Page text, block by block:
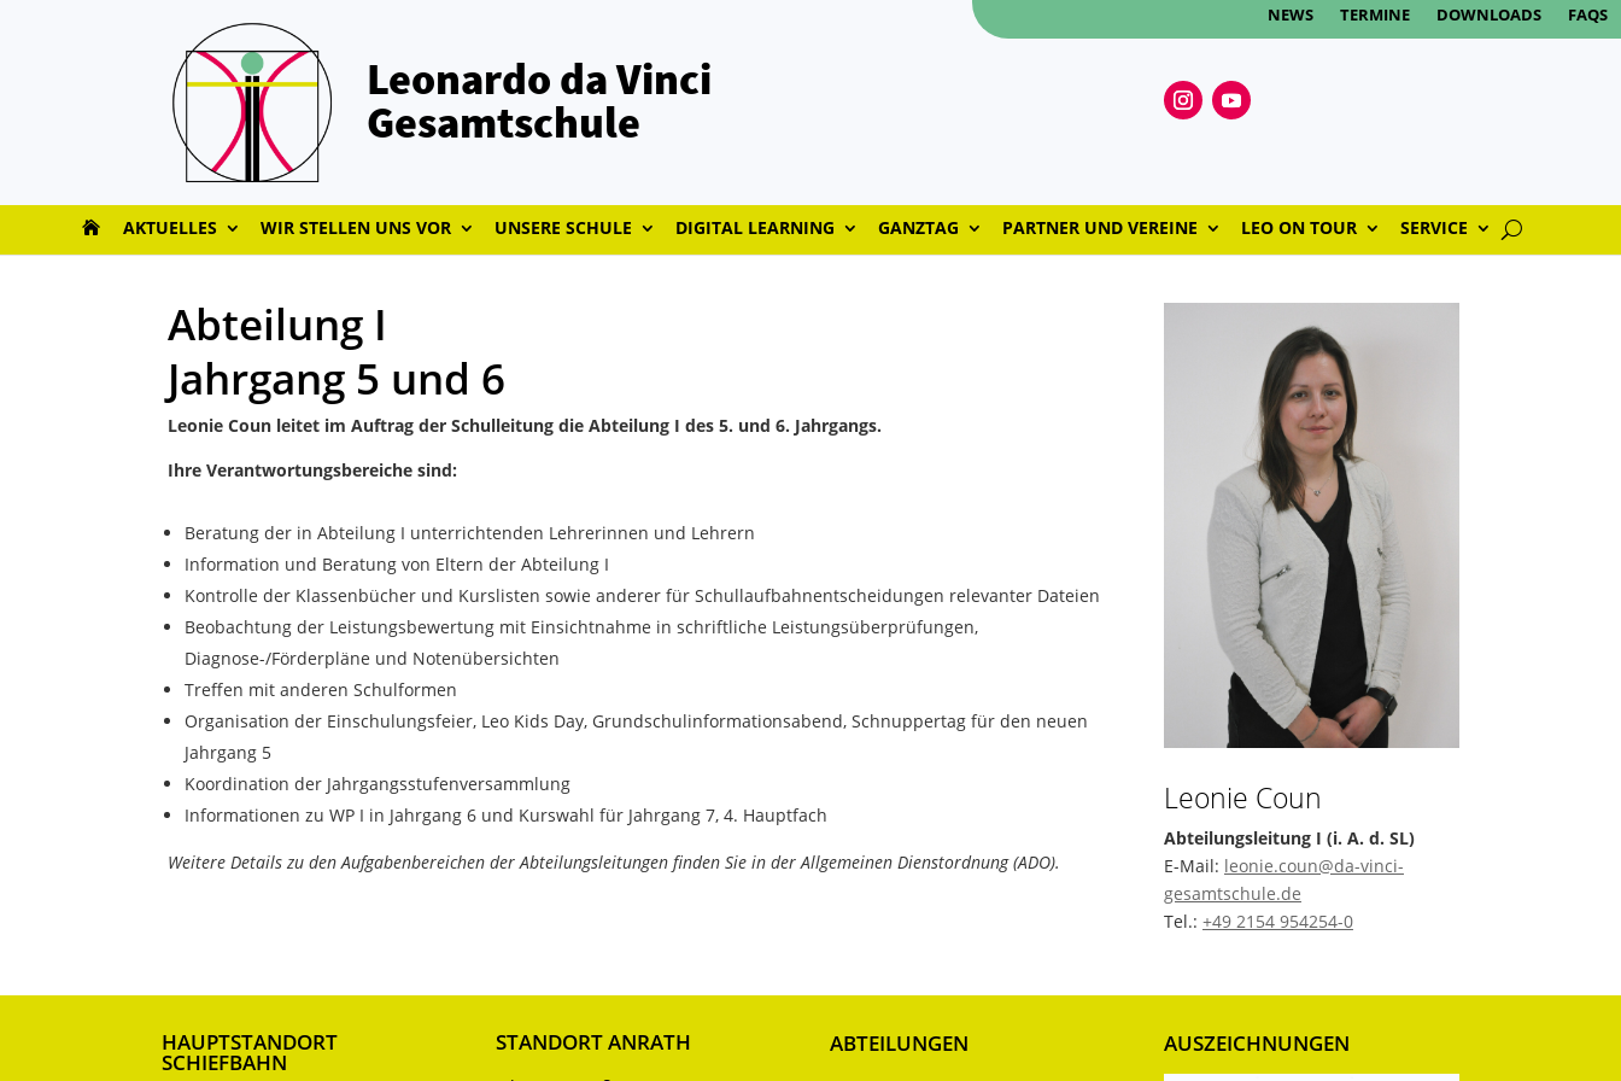
NEWS TERMINE DOWNLOADS FAQS
Leonardo da Vinci
Gesamtschule
AKTUELLES WIR STELLEN UNS VOR UNSERE SCHULE DIGITAL LEARNING GANZTAG PARTNER UND VEREINE LEO ON TOUR SERVICE
Abteilung I
Jahrgang 5 und 6
Leonie Coun leitet im Auftrag der Schulleitung die Abteilung I des 5. und 6. Jahrgangs.
Ihre Verantwortungsbereiche sind:
Beratung der in Abteilung I unterrichtenden Lehrerinnen und Lehrern
Information und Beratung von Eltern der Abteilung I
Kontrolle der Klassenbücher und Kurslisten sowie anderer für Schullaufbahnentscheidungen relevanter Dateien
Beobachtung der Leistungsbewertung mit Einsichtnahme in schriftliche Leistungsüberprüfungen,
Diagnose-/Förderpläne und Notenübersichten
Treffen mit anderen Schulformen
Organisation der Einschulungsfeier, Leo Kids Day, Grundschulinformationsabend, Schnuppertag für den neuen
Jahrgang 5
Koordination der Jahrgangsstufenversammlung
Informationen zu WP I in Jahrgang 6 und Kurswahl für Jahrgang 7, 4. Hauptfach
Weitere Details zu den Aufgabenbereichen der Abteilungsleitungen finden Sie in der Allgemeinen Dienstordnung (ADO).
Leonie Coun
Abteilungsleitung I (i. A. d. SL)
E-Mail: leonie.coun@da-vinci-
gesamtschule.de
Tel.: +49 2154 954254-0
HAUPTSTANDORT
SCHIEFBAHN
STANDORT ANRATH ABTEILUNGEN AUSZEICHNUNGEN